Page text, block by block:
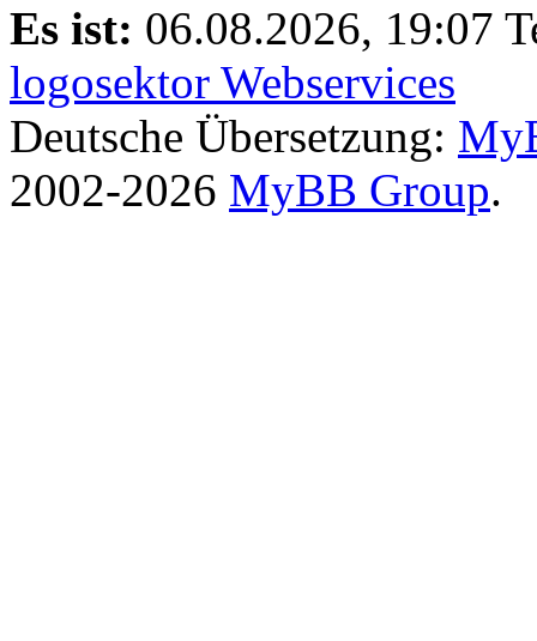
Es ist: 06.08.2026, 19:07
logosektor Webservices
Deutsche Übersetzung:
2002-2026 MyBB Group.